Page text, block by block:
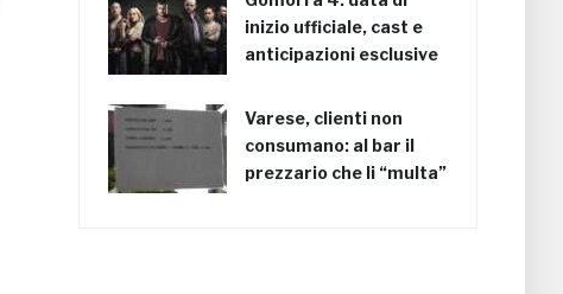
inizio ufficiale, cast e
anticipazioni esclusive
Varese, clienti non
consumano: al bar il
prezzario che li “multa”